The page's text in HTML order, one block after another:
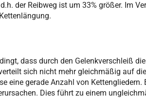
der Reibweg ist um 33% größer. Im
dass durch den Gelenkverschleiß
sich nicht mehr gleichmäßig auf
eine gerade Anzahl von
Dies führt zu einem